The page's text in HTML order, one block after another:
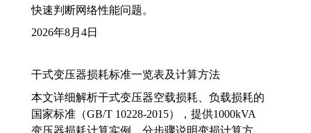
快速判断网络性能问题。
2026年8月4日
干式变压器损耗标准一览表及计算方法
本文详细解析干式变压器空载损耗、负载损耗的
国家标准（GB/T 10228-2015），提供1000kVA
变压器损耗计算实例，分步骤说明变损计算方